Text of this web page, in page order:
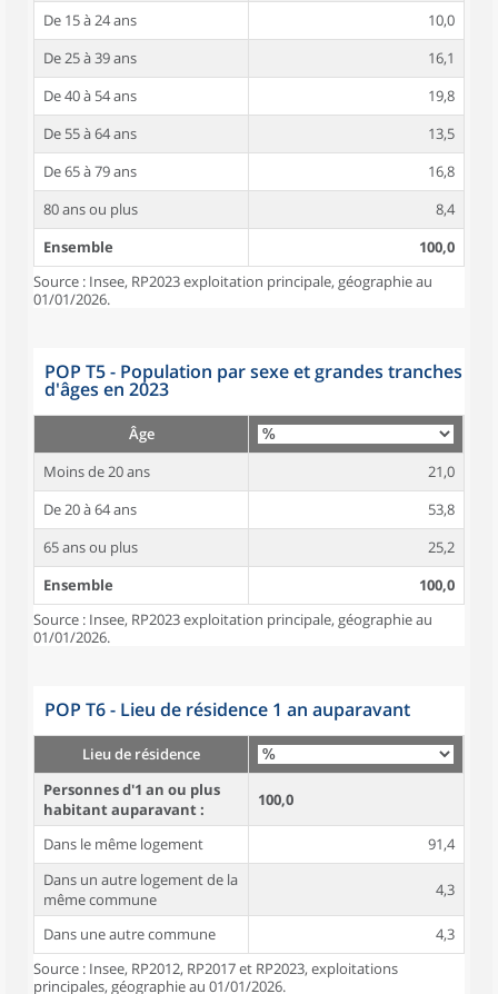
De 15 à 24 ans
10,0
De 25 à 39 ans
16,1
De 40 à 54 ans
19,8
De 55 à 64 ans
13,5
De 65 à 79 ans
16,8
80 ans ou plus
8,4
Ensemble
100,0
Source : Insee, RP2023 exploitation principale, géographie au
01/01/2026.
POP T5 - Population par sexe et grandes tranches
d'âges en 2023
Âge
Moins de 20 ans
21,0
De 20 à 64 ans
53,8
65 ans ou plus
25,2
Ensemble
100,0
Source : Insee, RP2023 exploitation principale, géographie au
01/01/2026.
POP T6 - Lieu de résidence 1 an auparavant
Lieu de résidence
Personnes d'1 an ou plus
habitant auparavant :
100,0
Dans le même logement
91,4
Dans un autre logement de la
même commune
4,3
Dans une autre commune
4,3
Source : Insee, RP2012, RP2017 et RP2023, exploitations
principales, géographie au 01/01/2026.